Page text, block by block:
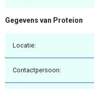
Gegevens van Proteion
Locatie:
Contactpersoon: